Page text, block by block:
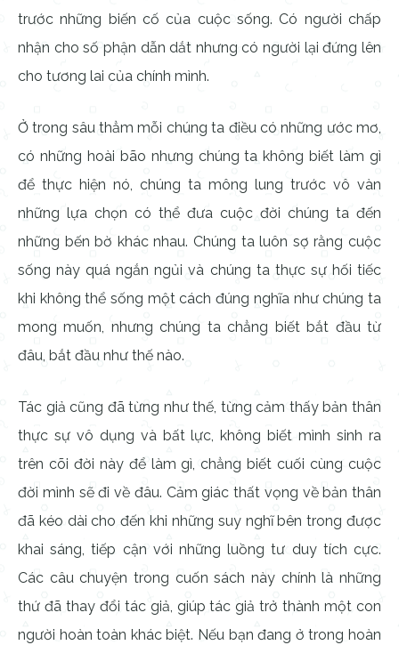
trước những biến cố của cuộc sống. Có người chấp
nhận cho số phận dẫn dắt nhưng có người lại đứng lên
cho tương lai của chính mình.
Ở trong sâu thẳm mỗi chúng ta điều có những ước mơ,
có những hoài bão nhưng chúng ta không biết làm gì
để thực hiện nó, chúng ta mông lung trước vô vàn
những lựa chọn có thể đưa cuộc đời chúng ta đến
những bến bờ khác nhau. Chúng ta luôn sợ rằng cuộc
sống này quá ngắn ngủi và chúng ta thực sự hối tiếc
khi không thể sống một cách đúng nghĩa như chúng ta
mong muốn, nhưng chúng ta chẳng biết bắt đầu từ
đâu, bắt đầu như thế nào.
Tác giả cũng đã từng như thế, từng cảm thấy bản thân
thực sự vô dụng và bất lực, không biết mình sinh ra
trên cõi đời này để làm gì, chẳng biết cuối cùng cuộc
đời mình sẽ đi về đâu. Cảm giác thất vọng về bản thân
đã kéo dài cho đến khi những suy nghĩ bên trong được
khai sáng, tiếp cận với những luồng tư duy tích cực.
Các câu chuyện trong cuốn sách này chính là những
thứ đã thay đổi tác giả, giúp tác giả trở thành một con
người hoàn toàn khác biệt. Nếu bạn đang ở trong hoàn